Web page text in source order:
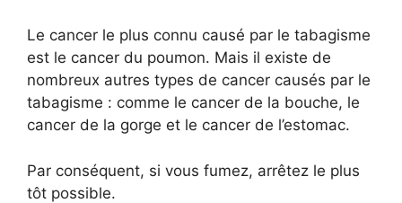
Le cancer le plus connu causé par le tabagisme
est le cancer du poumon. Mais il existe de
nombreux autres types de cancer causés par le
tabagisme : comme le cancer de la bouche, le
cancer de la gorge et le cancer de l’estomac.
Par conséquent, si vous fumez, arrêtez le plus
tôt possible.